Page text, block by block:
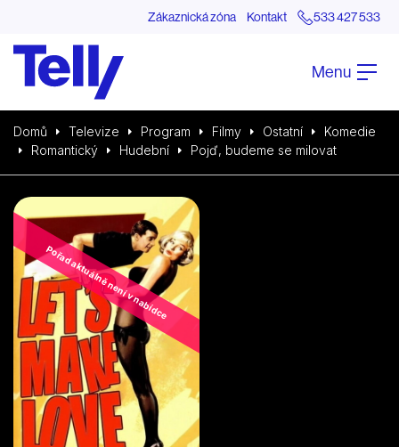
Zákaznická zóna Kontakt 533 427 533
Menu
Domů Televize Program Filmy Ostatní
Komedie
Romantický
Hudební Pojď, budeme se milovat
Pořad aktuálně není v nabídce